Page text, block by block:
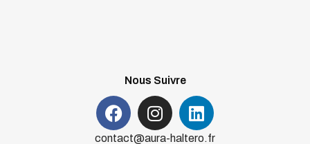
Nous Suivre
contact@aura-haltero.fr